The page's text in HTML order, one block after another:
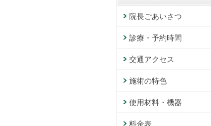
院長ごあいさつ
診療・予約時間
交通アクセス
施術の特色
使用材料・機器
料金表